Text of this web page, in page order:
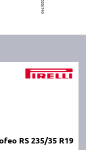
RS 235/35 R19